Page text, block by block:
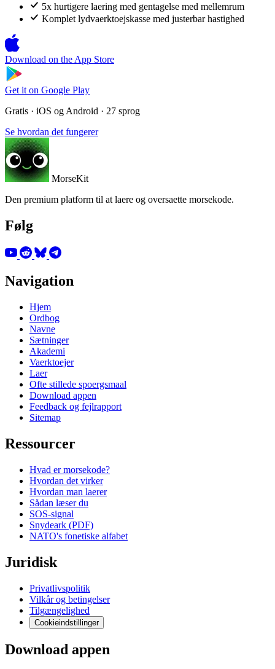
5x hurtigere laering med gentagelse med mellemrum
Komplet lydvaerktoejskasse med justerbar hastighed
Download on the App Store
Get it on Google Play
Gratis · iOS og Android · 27 sprog
Se hvordan det fungerer
MorseKit
Den premium platform til at laere og oversaette morsekode.
Følg
Navigation
Hjem
Ordbog
Navne
Sætninger
Akademi
Vaerktoejer
Laer
Ofte stillede spoergsmaal
Download appen
Feedback og fejlrapport
Sitemap
Ressourcer
Hvad er morsekode?
Hvordan det virker
Hvordan man laerer
Sådan læser du
SOS-signal
Snydeark (PDF)
NATO's fonetiske alfabet
Juridisk
Privatlivspolitik
Vilkår og betingelser
Tilgængelighed
Cookieindstillinger
Download appen